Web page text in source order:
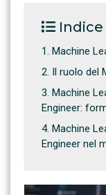
Indice
Machine
Il ruolo del
Machine
Engineer:
Machine
Engineer nel